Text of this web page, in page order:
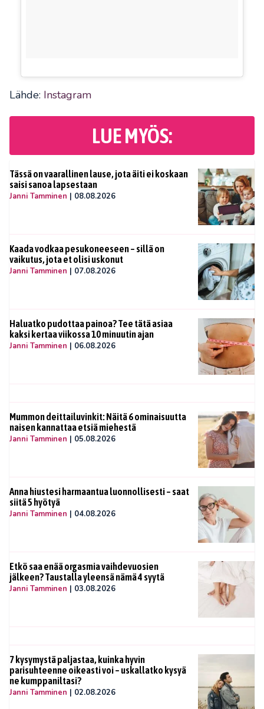
Lähde: Instagram
LUE MYÖS:
Tässä on vaarallinen lause, jota äiti ei koskaan
saisi sanoa lapsestaan
Janni Tamminen | 08.08.2026
Kaada vodkaa pesukoneeseen – sillä on
vaikutus, jota et olisi uskonut
Janni Tamminen | 07.08.2026
Haluatko pudottaa painoa? Tee tätä asiaa
kaksi kertaa viikossa 10 minuutin ajan
Janni Tamminen | 06.08.2026
Mummon deittailuvinkit: Näitä 6 ominaisuutta
naisen kannattaa etsiä miehestä
Janni Tamminen | 05.08.2026
Anna hiustesi harmaantua luonnollisesti – saat
siitä 5 hyötyä
Janni Tamminen | 04.08.2026
Etkö saa enää orgasmia vaihdevuosien
jälkeen? Taustalla yleensä nämä 4 syytä
Janni Tamminen | 03.08.2026
7 kysymystä paljastaa, kuinka hyvin
parisuhteenne oikeasti voi – uskallatko kysyä
ne kumppaniltasi?
Janni Tamminen | 02.08.2026